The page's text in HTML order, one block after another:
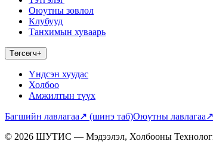
Оюутны зөвлөл
Клубууд
Танхимын хуваарь
Төгсөгч+
Үндсэн хуудас
Холбоо
Амжилтын түүх
Багшийн лавлагаа↗ (шинэ таб)Оюутны лавлагаа↗
© 2026 ШУТИС — Мэдээлэл, Холбооны